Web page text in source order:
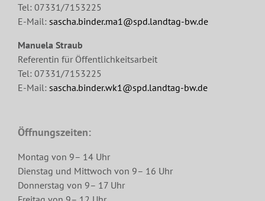
Tel: 07331/7153225
E-Mail: sascha.binder.ma1@spd.landtag-bw.de
Manuela Straub
Referentin für Öffentlichkeitsarbeit
Tel: 07331/7153225
E-Mail: sascha.binder.wk1@spd.landtag-bw.de
Öffnungszeiten:
Montag von 9– 14 Uhr
Dienstag und Mittwoch von 9– 16 Uhr
Donnerstag von 9– 17 Uhr